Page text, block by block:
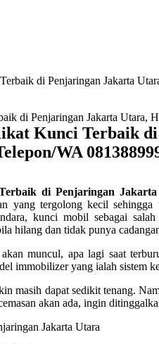
di Penjaringan Jakarta
Kunci Terbaik
WA
di Penjaringan
yang tergolong kecil sehingga
kunci mobil sebagai
hilang dan tidak punya
muncul, apa lagi saat
immobilizer yang ialah sistem
masih dapat sedikit tenang.
akan ada, ingin